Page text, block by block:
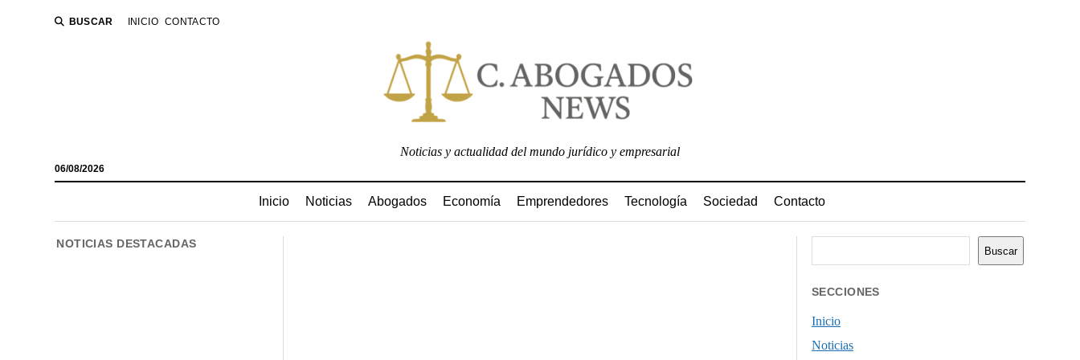
BUSCAR INICIO CONTACTO
06/08/2026
Noticias y actualidad del mundo jurídico y empresarial
Inicio Noticias Abogados Economía Emprendedores Tecnología Sociedad Contacto
NOTICIAS DESTACADAS
Buscar
SECCIONES
Inicio
Noticias